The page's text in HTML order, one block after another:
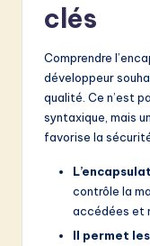
clés
Comprendre
développeur
qualité. Ce n’est
syntaxique, mais
favorise la
contrôle la
accédées et
Il permet